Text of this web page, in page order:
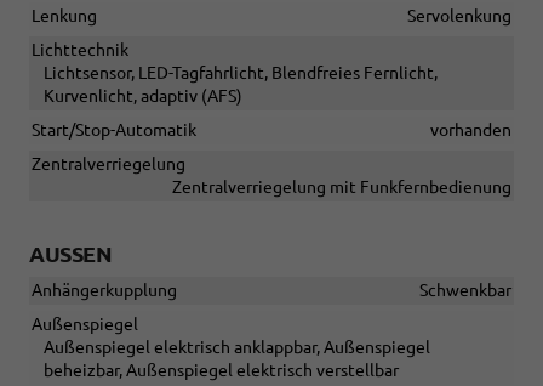
Lenkung
Servolenkung
Lichttechnik
Lichtsensor, LED-Tagfahrlicht, Blendfreies Fernlicht,
Kurvenlicht, adaptiv (AFS)
Start/Stop-Automatik
vorhanden
Zentralverriegelung
Zentralverriegelung mit Funkfernbedienung
AUSSEN
Anhängerkupplung
Schwenkbar
Außenspiegel
Außenspiegel elektrisch anklappbar, Außenspiegel
beheizbar, Außenspiegel elektrisch verstellbar